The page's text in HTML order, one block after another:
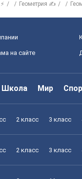
Геометрия ✍
на сайте
Мир
2 класс 3 класс
2 класс 3 класс